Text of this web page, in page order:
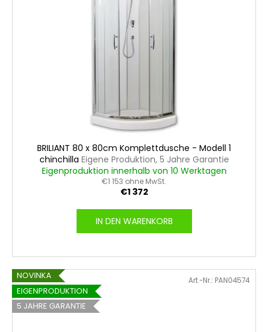
BRILIANT 80 x 80cm Komplettdusche - Modell 1
chinchilla Eigene Produktion, 5 Jahre Garantie
Eigenproduktion innerhalb von 10 Werktagen
€1 153 ohne MwSt.
€1 372
IN DEN WARENKORB
NOVINKA
EIGENPRODUKTION
5 JAHRE GARANTIE
Art.-Nr.: PAN04574